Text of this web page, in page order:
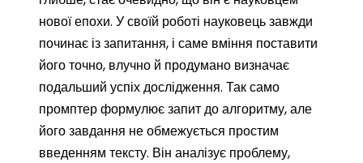
нової епохи. У своїй роботі науковець завжди
починає із запитання, і саме вміння поставити
його точно, влучно й продумано визначає
подальший успіх дослідження. Так само
промптер формулює запит до алгоритму, але
його завдання не обмежується простим
введенням тексту. Він аналізує проблему,